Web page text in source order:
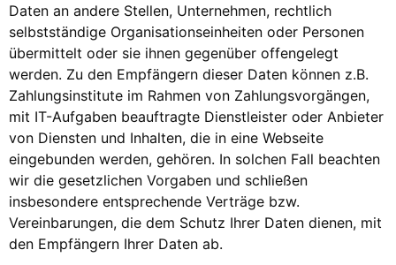
Daten an andere Stellen, Unternehmen, rechtlich
selbstständige Organisationseinheiten oder Personen
übermittelt oder sie ihnen gegenüber offengelegt
werden. Zu den Empfängern dieser Daten können z.B.
Zahlungsinstitute im Rahmen von Zahlungsvorgängen,
mit IT-Aufgaben beauftragte Dienstleister oder Anbieter
von Diensten und Inhalten, die in eine Webseite
eingebunden werden, gehören. In solchen Fall beachten
wir die gesetzlichen Vorgaben und schließen
insbesondere entsprechende Verträge bzw.
Vereinbarungen, die dem Schutz Ihrer Daten dienen, mit
den Empfängern Ihrer Daten ab.